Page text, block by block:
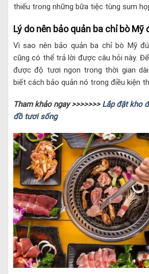
thiếu trong những bữa tiệc tùng sum
Lý do nên bảo quản ba chỉ bò Mỹ
Vì sao nên bảo quản ba chỉ bò Mỹ
cũng có thể trả lời được câu hỏi này.
được độ tươi ngon trong thời gian
biết cách bảo quản nó trong điều kiện
Tham khảo ngay >>>>>>>Lắp đặt kho
đồ tươi sống